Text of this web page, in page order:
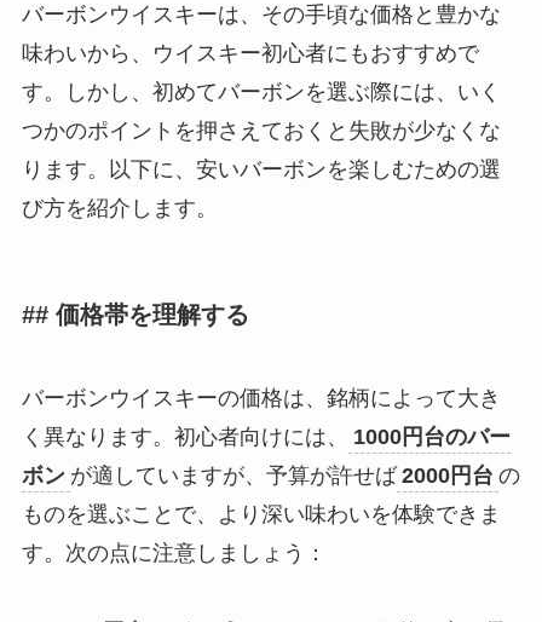
バーボンウイスキーは、その手頃な価格と豊かな
味わいから、ウイスキー初心者にもおすすめで
す。しかし、初めてバーボンを選ぶ際には、いく
つかのポイントを押さえておくと失敗が少なくな
ります。以下に、安いバーボンを楽しむための選
び方を紹介します。
## 価格帯を理解する
バーボンウイスキーの価格は、銘柄によって大き
く異なります。初心者向けには、
1000円台のバー
ボン が適していますが、予算が許せば 2000円台 の
ものを選ぶことで、より深い味わいを体験できま
す。次の点に注意しましょう：